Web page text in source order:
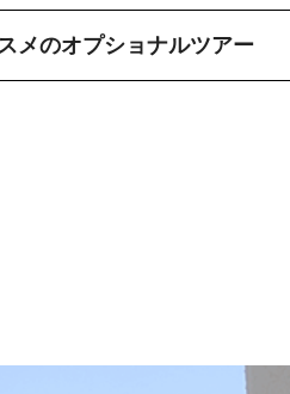
メのオプショナルツアー